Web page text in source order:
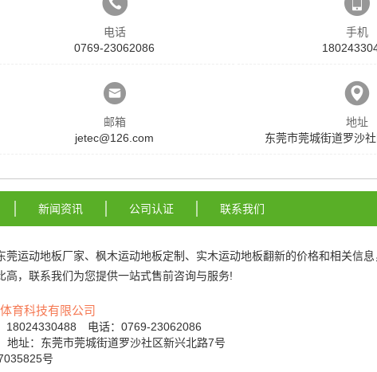
电话
0769-23062086
手机
邮箱
jetec@126.com
地址
东莞市莞城街道罗沙
新闻资讯 公司认证 联系我们
莞运动地板厂家、 枫木运动地板定制 、 实木运动地板翻新的价格和相关信
高，联系我们为您提供一站式售前咨询与服务!
育科技有限公司
18024330488 电话：0769-23062086
址：东莞市莞城街道罗沙社区新兴北路7号
号